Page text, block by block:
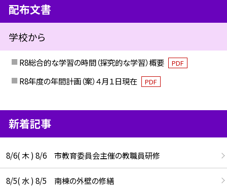
配布文書
学校から
R8総合的な学習の時間（探究的な学習）概要 PDF
R8年度の年間計画（案）４月１日現在 PDF
新着記事
8/6( 木 ) 8/6 市教育委員会主催の教職員研修
8/5( 水 ) 8/5 南棟の外壁の修繕